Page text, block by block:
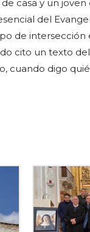
casa y un joven
del
de intersección
cito un texto
cuando digo